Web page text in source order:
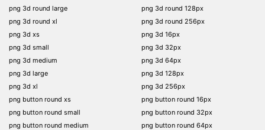
png 3d round large
png 3d round xl
png 3d xs
png 3d small
png 3d medium
png 3d large
png 3d xl
png button round xs
png button round small
png button round medium
png 3d round 128px
png 3d round 256px
png 3d 16px
png 3d 32px
png 3d 64px
png 3d 128px
png 3d 256px
png button round 16px
png button round 32px
png button round 64px